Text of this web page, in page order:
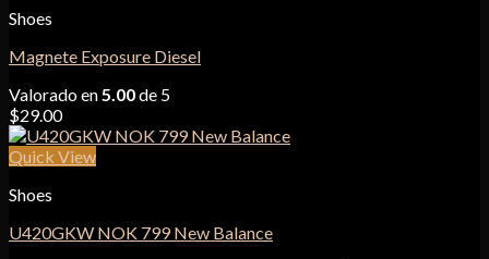
Shoes
Magnete Exposure Diesel
Valorado en 5.00de 5
$29.00
Quick View
Shoes
U420GKW NOK 799 New Balance